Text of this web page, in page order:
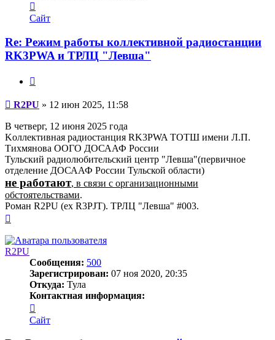
информация
пользователя
Сайт
Re: Режим работы коллективной радиостанции
RK3PWA и ТРЛЦ "Левша"
Сообщение
R2PU » 12 июн 2025, 11:58
В четверг, 12 июня 2025 года
Kоллективная радиостанция RK3PWA ТОТШ имени Л.П.
Тихмянова ООГО ДОСААФ России
Тульский радиолюбительский центр "Левша"(первичное
отделение ДОСААФ России Тульской области)
не работают, в связи с организационными
обстоятельствами.
Роман R2PU (ex R3PJT). ТРЛЦ "Левша" #003.
началу
R2PU
Сообщения: 500
Зарегистрирован: 07 ноя 2020, 20:35
Откуда: Тула
Контактная информация:
информация
пользователя
Сайт